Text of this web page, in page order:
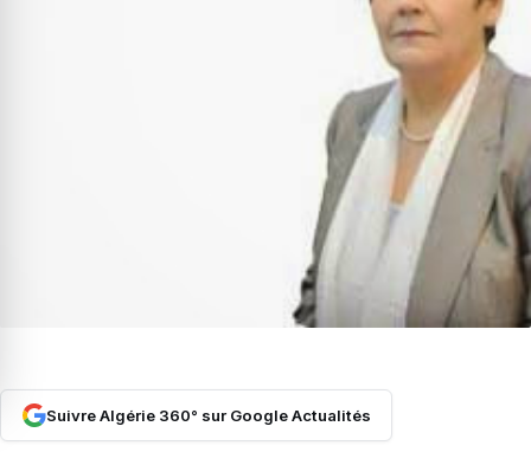
Suivre Algérie 360° sur Google Actualités